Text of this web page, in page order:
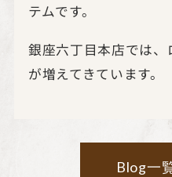
テムです。
銀座六丁目本店では
が増えてきています。
Blog一